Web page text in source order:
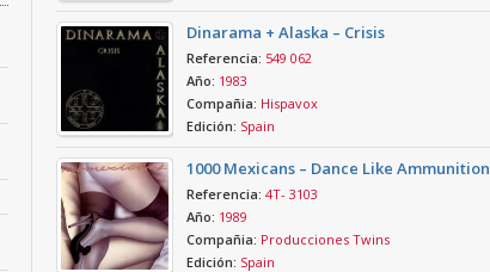
Dinarama + Alaska – Crisis
Referencia: 549 062
Año: 1983
Compañia: Hispavox
Edición: Spain
1000 Mexicans – Dance Like Ammunition
Referencia: 4T- 3103
Año: 1989
Compañia: Producciones Twins
Edición: Spain